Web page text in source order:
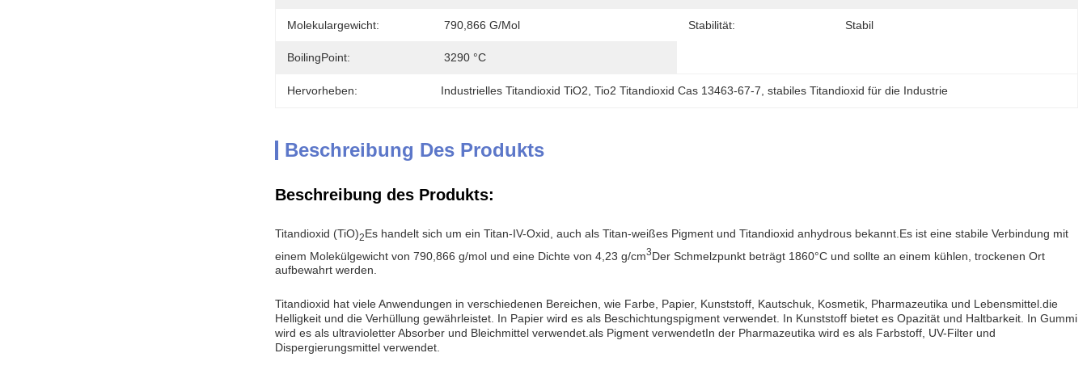
Molekulargewicht: 790,866 G/mol Stabilität: Stabil
BoilingPoint: 3290 °C
Hervorheben: Industrielles Titandioxid TiO2 Tio2 Titandioxid Cas 13463-67-7 stabiles Titandioxid für die Industrie
Beschreibung Des Produkts
Beschreibung des Produkts:
Titandioxid (TiO)2Es handelt sich um ein Titan-IV-Oxid, auch als Titan-weißes Pigment und Titandioxid anhydrous bekannt.Es ist eine stabile Verbindung mit
einem Molekülgewicht von 790,866 g/mol und eine Dichte von 4,23 g/cm3Der Schmelzpunkt beträgt 1860°C und sollte an einem kühlen, trockenen Ort
aufbewahrt werden.
Titandioxid hat viele Anwendungen in verschiedenen Bereichen, wie Farbe, Papier, Kunststoff, Kautschuk, Kosmetik, Pharmazeutika und Lebensmittel.die
Helligkeit und die Verhüllung gewährleistet. In Papier wird es als Beschichtungspigment verwendet. In Kunststoff bietet es Opazität und Haltbarkeit. In Gummi
wird es als ultravioletter Absorber und Bleichmittel verwendet.als Pigment verwendetIn der Pharmazeutika wird es als Farbstoff, UV-Filter und
Dispergierungsmittel verwendet.